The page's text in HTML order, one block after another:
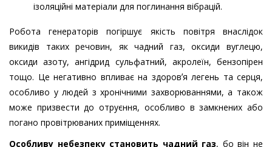
ізоляційні матеріали для поглинання вібрацій.
Робота генераторів погіршує якість повітря внаслідок
викидів таких речовин, як чадний газ, оксиди вуглецю,
оксиди азоту, ангідрид сульфатний, акролеїн, бензопірен
тощо. Це негативно впливає на здоровʼя легень та серця,
особливо у людей з хронічними захворюваннями, а також
може призвести до отруєння, особливо в замкнених або
погано провітрюваних приміщеннях.
Особливу небезпеку становить чадний газ, бо він не